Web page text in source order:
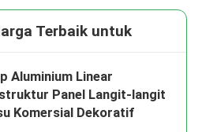
Terbaik untuk
Aluminium Linear
Panel Langit-langit
Komersial Dekoratif